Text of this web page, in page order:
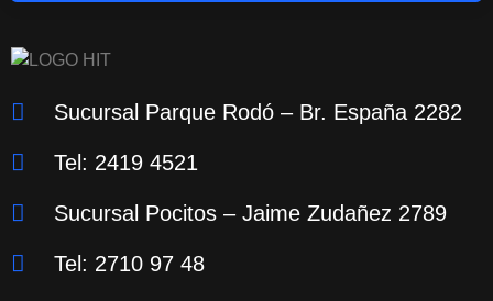
Sucursal Parque Rodó – Br. España 2282
Tel: 2419 4521
Sucursal Pocitos – Jaime Zudañez 2789
Tel: 2710 97 48